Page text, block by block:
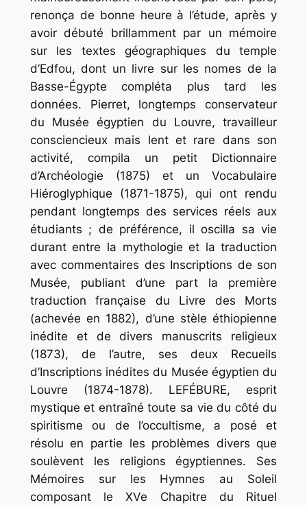
renonça de bonne heure à l’étude, après y
avoir débuté brillamment par un mémoire
sur les textes géographiques du temple
d’Edfou, dont un livre sur les nomes de la
Basse-Égypte compléta plus tard les
données. Pierret, longtemps conservateur
du Musée égyptien du Louvre, travailleur
consciencieux mais lent et rare dans son
activité, compila un petit Dictionnaire
d’Archéologie (1875) et unVocabulaire
Hiéroglyphique (1871-1875), qui ont rendu
pendant longtemps des services réels aux
étudiants ; de préférence, il oscilla sa vie
durant entre la mythologie et la traduction
avec commentaires des Inscriptions de son
Musée, publiant d’une part la première
traduction française du Livre des
Morts
(achevée en 1882), d’une stèle éthiopienne
inédite
et de divers manuscrits
religieux
(1873), de l’autre, ses deux Recueils
d’Inscriptions inédites du Musée égyptien du
Louvre (1874-1878). LEFÉBURE, esprit
mystique et entraîné toute sa vie du côté du
spiritisme ou de l’occultisme, a posé et
résolu en partie les problèmes divers que
soulèvent les religions égyptiennes. Ses
Mémoires sur les Hymnes au
Soleil
composant
le XVe Chapitre du
Rituel